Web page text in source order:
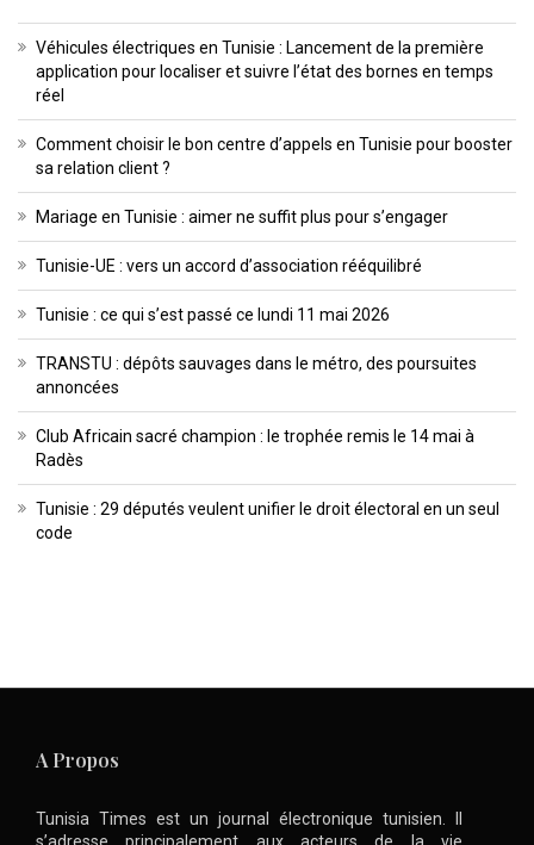
Véhicules électriques en Tunisie : Lancement de la première
application pour localiser et suivre l’état des bornes en temps
réel
Comment choisir le bon centre d’appels en Tunisie pour booster
sa relation client ?
Mariage en Tunisie : aimer ne suffit plus pour s’engager
Tunisie-UE : vers un accord d’association rééquilibré
Tunisie : ce qui s’est passé ce lundi 11 mai 2026
TRANSTU : dépôts sauvages dans le métro, des poursuites
annoncées
Club Africain sacré champion : le trophée remis le 14 mai à
Radès
Tunisie : 29 députés veulent unifier le droit électoral en un seul
code
A Propos
Tunisia Times est un journal électronique tunisien. Il
s’adresse principalement aux acteurs de la vie